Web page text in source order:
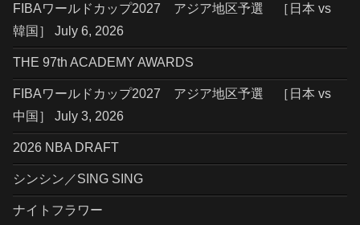
FIBAワールドカップ2027 アジア地区予選 ［日本 vs
韓国］ July 6, 2026
THE 97th ACADEMY AWARDS
FIBAワールドカップ2027 アジア地区予選 ［日本 vs
中国］ July 3, 2026
2026 NBA DRAFT
シンシン／SING SING
ナイトフラワー